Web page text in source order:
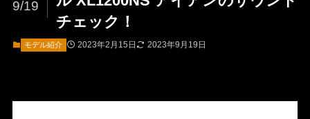
チェック！
9/19
モデル紹介 2023年2月15日 2023年9月19日